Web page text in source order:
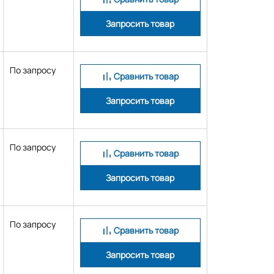
Запросить товар
По запросу
Сравнить товар
Запросить товар
По запросу
Сравнить товар
Запросить товар
По запросу
Сравнить товар
Запросить товар